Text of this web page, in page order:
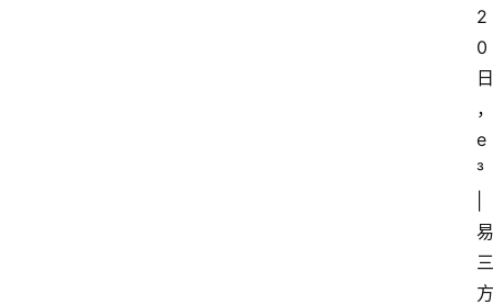
2
0
日
，
e
³
易
三
方